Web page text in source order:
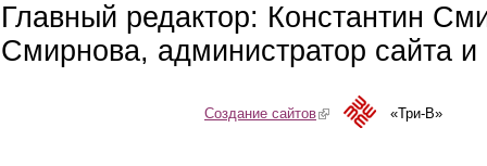
Главный редактор: Константин
Смирнова, администратор сайта
Создание сайтов(link is external)«Три-В»